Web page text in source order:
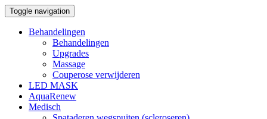
Toggle navigation
Behandelingen
Behandelingen
Upgrades
Massage
Couperose verwijderen
LED MASK
AquaRenew
Medisch